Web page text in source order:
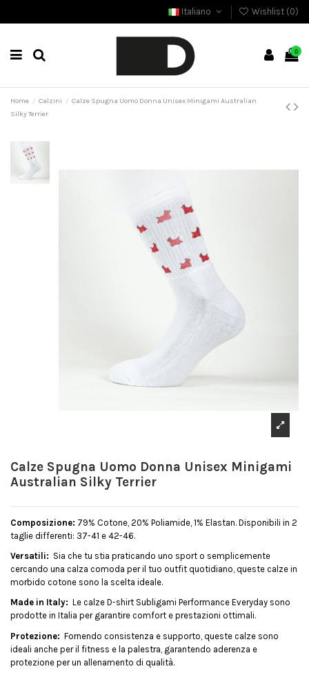
Italiano Wishlist (0)
0
Home Calzini
Calze Spugna Uomo Donna Unisex Minigami Australian
Silky Terrier
Calze Spugna Uomo Donna Unisex Minigami
Australian Silky Terrier
Composizione: 79% Cotone, 20% Poliamide, 1% Elastan. Disponibili in 2
taglie differenti: 37-41 e 42-46.
Versatili: Sia che tu stia praticando uno sport o semplicemente
cercando una calza comoda per il tuo outfit quotidiano, queste calze in
morbido cotone sono la scelta ideale.
Made in Italy: Le calze D-shirt Subligami Performance Everyday sono
prodotte in Italia per garantire comfort e prestazioni ottimali.
Protezione: Fornendo consistenza e supporto, queste calze sono
ideali anche per il fitness e la palestra, garantendo aderenza e
protezione per un allenamento di qualità.